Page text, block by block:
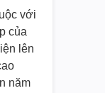
với
của
lên
năm